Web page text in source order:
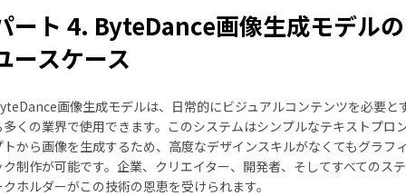
ート 4. ByteDance画像生成モデルの
ースケース
画像生成モデルは、日常的にビジュアルコンテンツを必要と
多くの業界で使用できます。このシステムはシンプルなテキストプロ
トから画像を生成するため、高度なデザインスキルがなくてもグラフ
ク制作が可能です。企業、クリエイター、開発者、そしてすべてのステ
ホルダーがこの技術の恩恵を受けられます。